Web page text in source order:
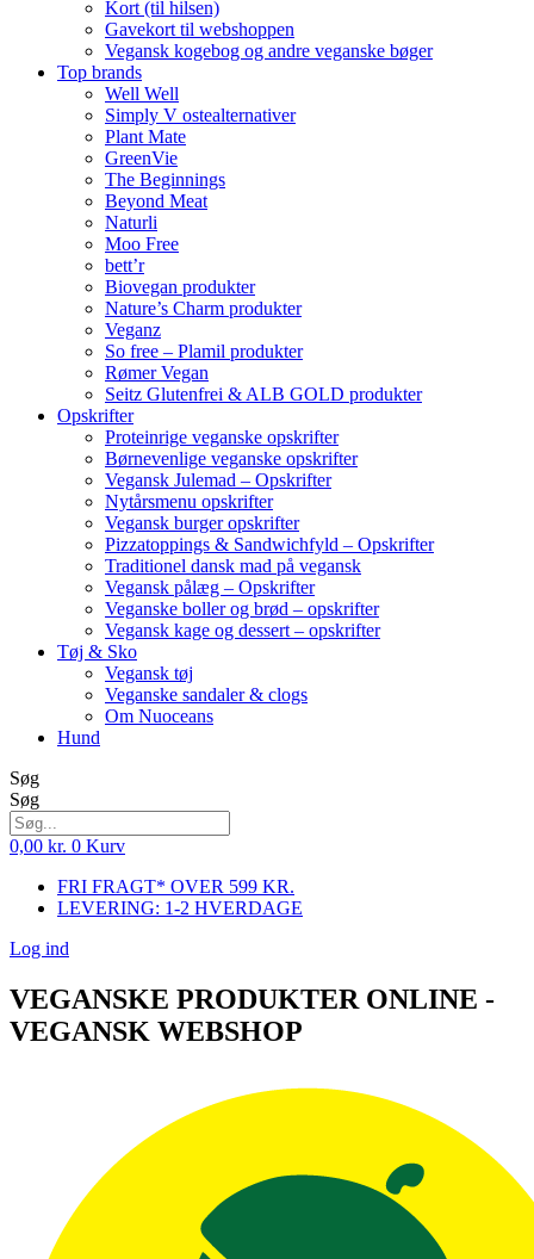
Kort (til hilsen)
Gavekort til webshoppen
Vegansk kogebog og andre veganske bøger
Top brands
Well Well
Simply V ostealternativer
Plant Mate
GreenVie
The Beginnings
Beyond Meat
Naturli
Moo Free
bett’r
Biovegan produkter
Nature’s Charm produkter
Veganz
So free – Plamil produkter
Rømer Vegan
Seitz Glutenfrei & ALB GOLD produkter
Opskrifter
Proteinrige veganske opskrifter
Børnevenlige veganske opskrifter
Vegansk Julemad – Opskrifter
Nytårsmenu opskrifter
Vegansk burger opskrifter
Pizzatoppings & Sandwichfyld – Opskrifter
Traditionel dansk mad på vegansk
Vegansk pålæg – Opskrifter
Veganske boller og brød – opskrifter
Vegansk kage og dessert – opskrifter
Tøj & Sko
Vegansk tøj
Veganske sandaler & clogs
Om Nuoceans
Hund
Søg
Søg
0,00 kr. 0 Kurv
FRI FRAGT* OVER 599 KR.
LEVERING: 1-2 HVERDAGE
Log ind
VEGANSKE PRODUKTER ONLINE -
VEGANSK WEBSHOP